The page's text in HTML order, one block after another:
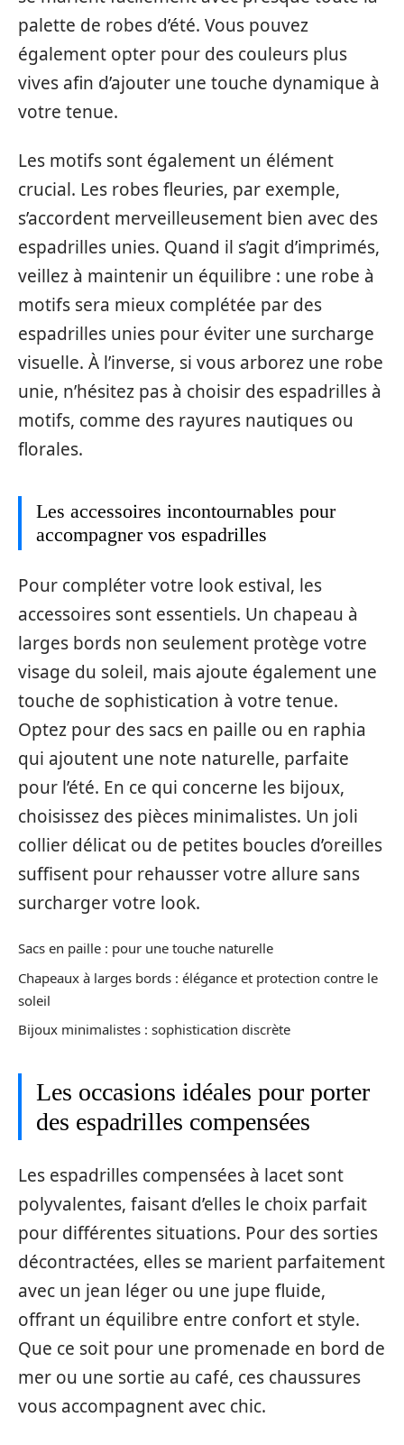
palette de robes d’été. Vous pouvez
également opter pour des couleurs plus
vives afin d’ajouter une touche dynamique à
votre tenue.
Les motifs sont également un élément
crucial. Les robes fleuries, par exemple,
s’accordent merveilleusement bien avec des
espadrilles unies. Quand il s’agit d’imprimés,
veillez à maintenir un équilibre : une robe à
motifs sera mieux complétée par des
espadrilles unies pour éviter une surcharge
visuelle. À l’inverse, si vous arborez une robe
unie, n’hésitez pas à choisir des espadrilles à
motifs, comme des rayures nautiques ou
florales.
Les accessoires incontournables pour
accompagner vos espadrilles
Pour compléter votre look estival, les
accessoires sont essentiels. Un chapeau à
larges bords non seulement protège votre
visage du soleil, mais ajoute également une
touche de sophistication à votre tenue.
Optez pour des sacs en paille ou en raphia
qui ajoutent une note naturelle, parfaite
pour l’été. En ce qui concerne les bijoux,
choisissez des pièces minimalistes. Un joli
collier délicat ou de petites boucles d’oreilles
suffisent pour rehausser votre allure sans
surcharger votre look.
Sacs en paille : pour une touche naturelle
Chapeaux à larges bords : élégance et protection contre le
soleil
Bijoux minimalistes : sophistication discrète
Les occasions idéales pour porter
des espadrilles compensées
Les espadrilles compensées à lacet sont
polyvalentes, faisant d’elles le choix parfait
pour différentes situations. Pour des sorties
décontractées, elles se marient parfaitement
avec un jean léger ou une jupe fluide,
offrant un équilibre entre confort et style.
Que ce soit pour une promenade en bord de
mer ou une sortie au café, ces chaussures
vous accompagnent avec chic.